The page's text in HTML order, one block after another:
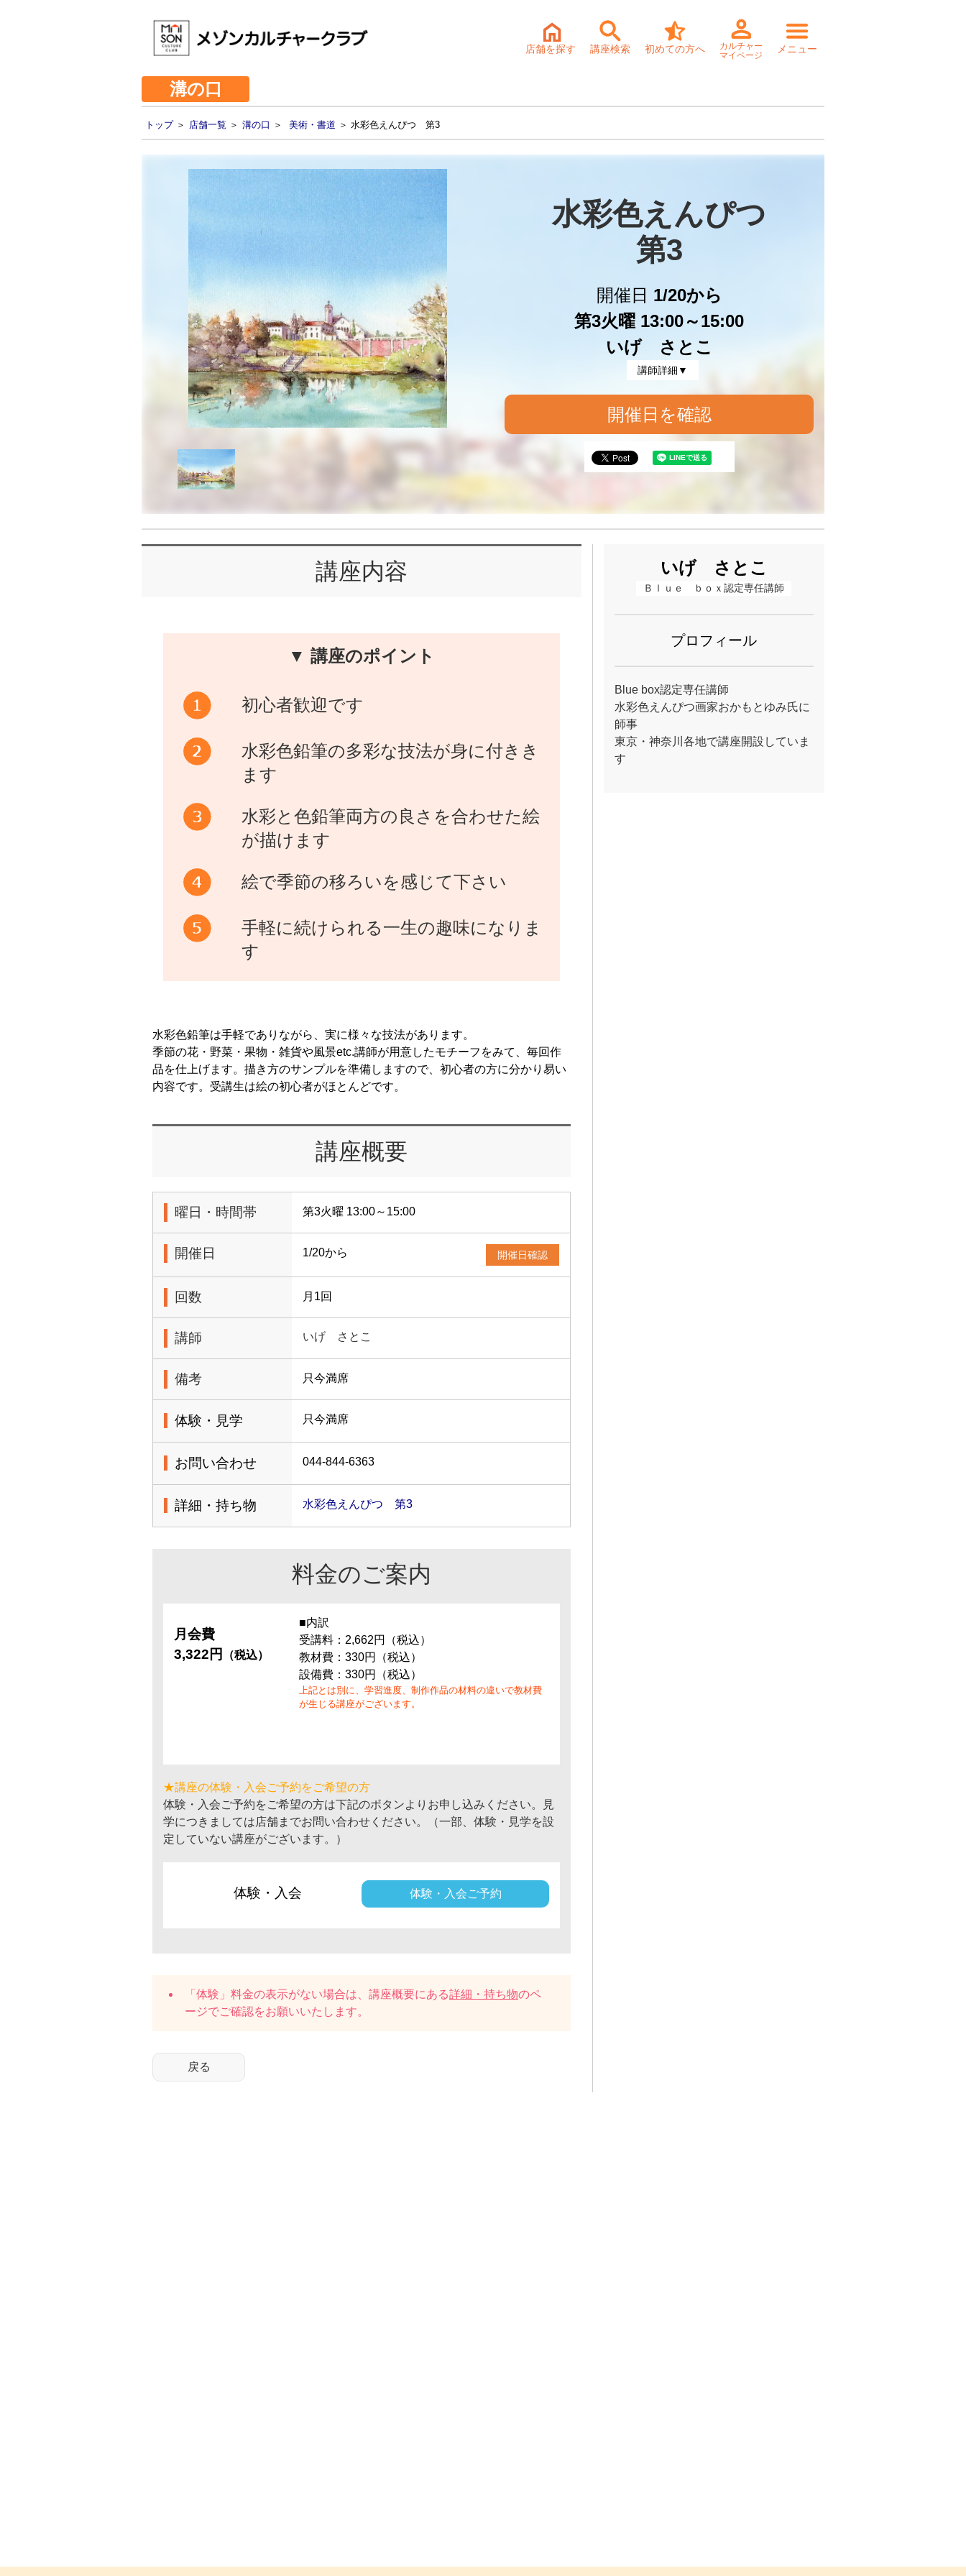
店舗を探す 講座検索 初めての方へ
カルチャー
マイページ
メニュー
溝の口
トップ＞ 店舗一覧 ＞ 溝の口 ＞ 美術・書道 ＞ 水彩色えんぴつ 第3
水彩色えんぴつ
第3
開催日 1/20から
第3火曜 13:00～15:00
いげ さとこ
講師詳細▼
開催日を確認
講座内容
▼ 講座のポイント
初心者歓迎です
水彩色鉛筆の多彩な技法が身に付きき
ます
水彩と色鉛筆両方の良さを合わせた絵
が描けます
絵で季節の移ろいを感じて下さい
手軽に続けられる一生の趣味になりま
す
水彩色鉛筆は手軽でありながら、実に様々な技法があります。
季節の花・野菜・果物・雑貨や風景etc.講師が用意したモチーフをみて、毎回作
品を仕上げます。描き方のサンプルを準備しますので、初心者の方に分かり易い
内容です。受講生は絵の初心者がほとんどです。
講座概要
曜日・時間帯 第3火曜 13:00～15:00
開催日 1/20から 開催日確認
回数 月1回
講師 いげ さとこ
備考 只今満席
体験・見学 只今満席
お問い合わせ 044-844-6363
詳細・持ち物 水彩色えんぴつ 第3
料金のご案内
月会費
3,322円
（税込）
■内訳
受講料：2,662円（税込）
教材費：330円（税込）
設備費：330円（税込）
上記とは別に、学習進度、制作作品の材料の違いで教材費
が生じる講座がございます。
★講座の体験・入会ご予約をご希望の方
体験・入会ご予約をご希望の方は下記のボタンよりお申し込みください。見
学につきましては店舗までお問い合わせください。（一部、体験・見学を設
定していない講座がございます。）
体験・入会 体験・入会ご予約
「体験」料金の表示がない場合は、講座概要にある詳細・持ち物のペ
ージでご確認をお願いいたします。
いげ さとこ
Ｂｌｕｅ　ｂｏｘ認定専任講師
プロフィール
Blue box認定専任講師
水彩色えんぴつ画家おかもとゆみ氏に
師事
東京・神奈川各地で講座開設していま
す